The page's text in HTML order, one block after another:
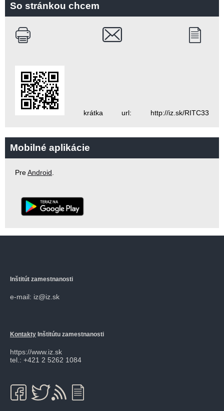
So stránkou chcem
krátka url: http://iz.sk/RITC33
Mobilné aplikácie
PreAndroid.
Inštitút zamestnanosti
e-mail: iz@iz.sk
Kontakty Inštitútu zamestnanosti
https://www.iz.sk
tel.: +421 2 5262 1084